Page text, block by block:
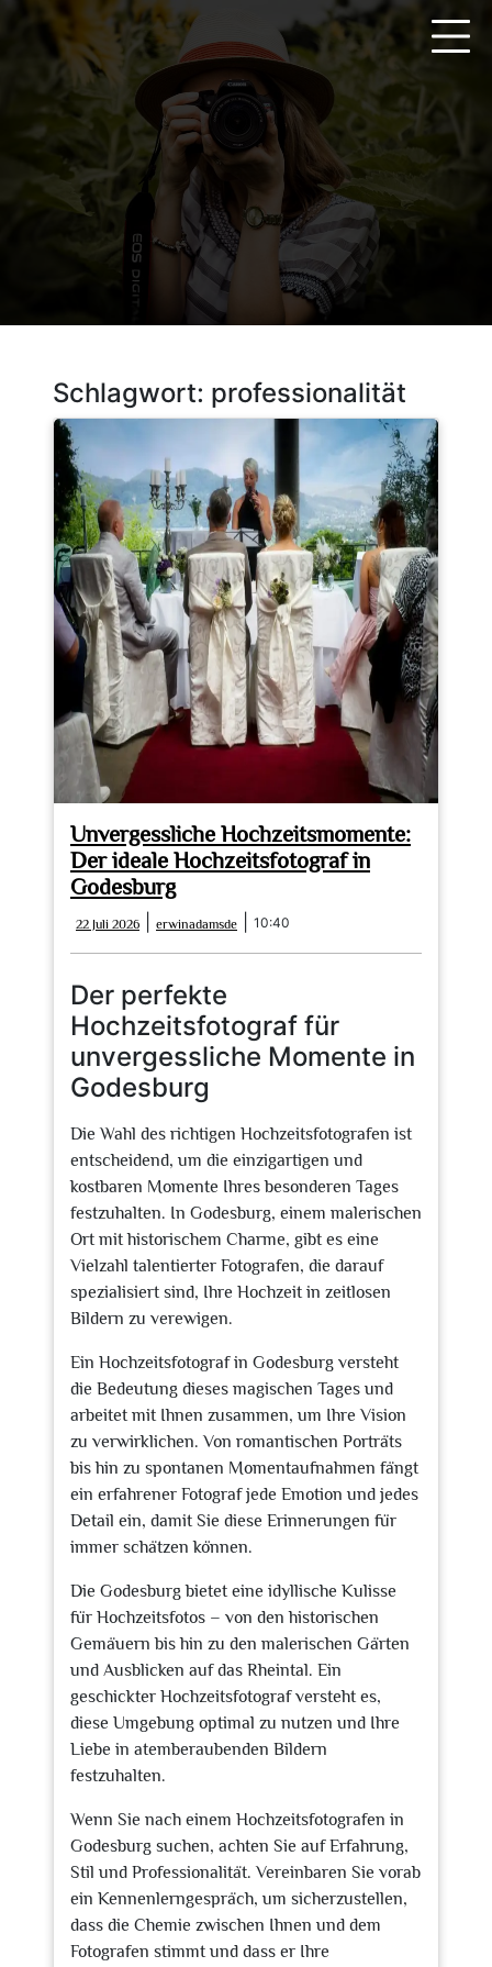
springen
Schlagwort: professionalität
Unvergessliche Hochzeitsmomente:
Der ideale Hochzeitsfotograf in
Godesburg
22 Juli 2026
Juli
2026
erwinadamsde erwinadamsde
10:40
Der perfekte
Hochzeitsfotograf für
unvergessliche Momente in
Godesburg
Die Wahl des richtigen Hochzeitsfotografen ist
entscheidend, um die einzigartigen und
kostbaren Momente Ihres besonderen Tages
festzuhalten. In Godesburg, einem malerischen
Ort mit historischem Charme, gibt es eine
Vielzahl talentierter Fotografen, die darauf
spezialisiert sind, Ihre Hochzeit in zeitlosen
Bildern zu verewigen.
Ein Hochzeitsfotograf in Godesburg versteht
die Bedeutung dieses magischen Tages und
arbeitet mit Ihnen zusammen, um Ihre Vision
zu verwirklichen. Von romantischen Porträts
bis hin zu spontanen Momentaufnahmen fängt
ein erfahrener Fotograf jede Emotion und jedes
Detail ein, damit Sie diese Erinnerungen für
immer schätzen können.
Die Godesburg bietet eine idyllische Kulisse
für Hochzeitsfotos – von den historischen
Gemäuern bis hin zu den malerischen Gärten
und Ausblicken auf das Rheintal. Ein
geschickter Hochzeitsfotograf versteht es,
diese Umgebung optimal zu nutzen und Ihre
Liebe in atemberaubenden Bildern
festzuhalten.
Wenn Sie nach einem Hochzeitsfotografen in
Godesburg suchen, achten Sie auf Erfahrung,
Stil und Professionalität. Vereinbaren Sie vorab
ein Kennenlerngespräch, um sicherzustellen,
dass die Chemie zwischen Ihnen und dem
Fotografen stimmt und dass er Ihre